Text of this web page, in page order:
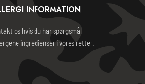
INFORMATION
os hvis du har spørgsmål
ingredienser i vores retter.